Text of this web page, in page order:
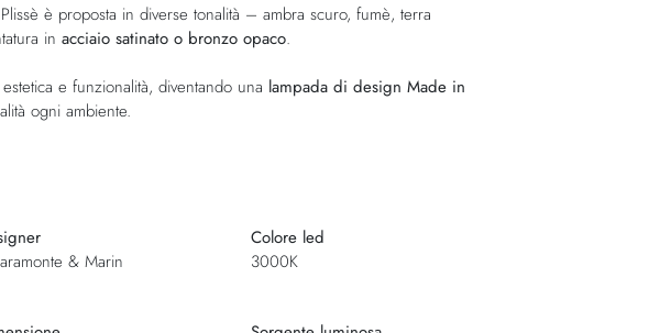
è proposta in diverse tonalità – ambra scuro, fumè, terra
in acciaio satinato o bronzo opaco.
e funzionalità, diventando una lampada di design Made in
ogni ambiente.
& Marin
Colore led
3000K